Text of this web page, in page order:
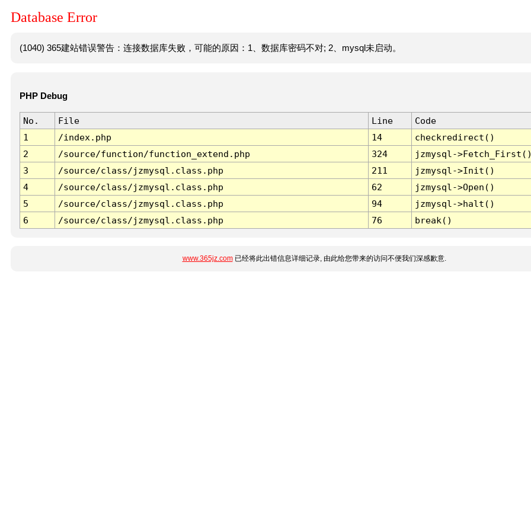
Database Error
(1040) 365建站错误警告：连接数据库失败，可能的原因：1、数据库密码不对; 2、mysql未启动。
PHP Debug
No. File Line
Code
1
/index.php 14
checkredirect()
2
/source/function/function_extend.php 324
jzmysql-
3
/source/class/jzmysql.class.php 211
jzmysql->Init()
4
/source/class/jzmysql.class.php 62
jzmysql->Open()
5
/source/class/jzmysql.class.php 94
jzmysql->halt()
6
/source/class/jzmysql.class.php 76 break()
www.365jz.com已经将此出错信息详细记录, 由此给您带来的访问不便我们深感歉意.